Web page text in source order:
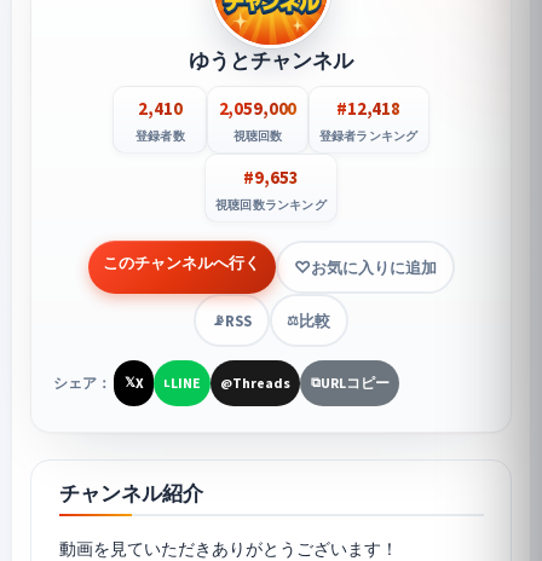
ゆうとチャンネル
2,410
登録者数
2,059,000
視聴回数
#12,418
登録者ランキング
#9,653
視聴回数ランキング
このチャンネルへ行く お気に入りに追加
📡RSS ⚖️比較
シェア： 𝕏X LLINE @Threads ⧉URLコピー
チャンネル紹介
動画を見ていただきありがとうございます！